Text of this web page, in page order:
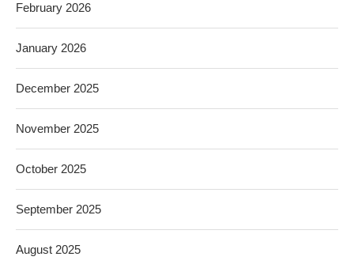
February 2026
January 2026
December 2025
November 2025
October 2025
September 2025
August 2025